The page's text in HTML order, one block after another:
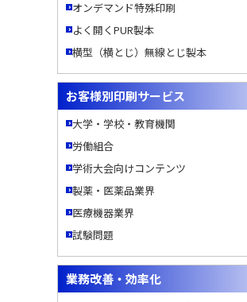
お客様別印刷サービス
大学・学校・教育機関
労働組合
学術大会向けコンテンツ
製薬・医薬品業界
医療機器業界
試験問題
業務改善・効率化
オンデマンド特殊印刷
よく開くPUR製本
横型（横とじ）無線とじ製本